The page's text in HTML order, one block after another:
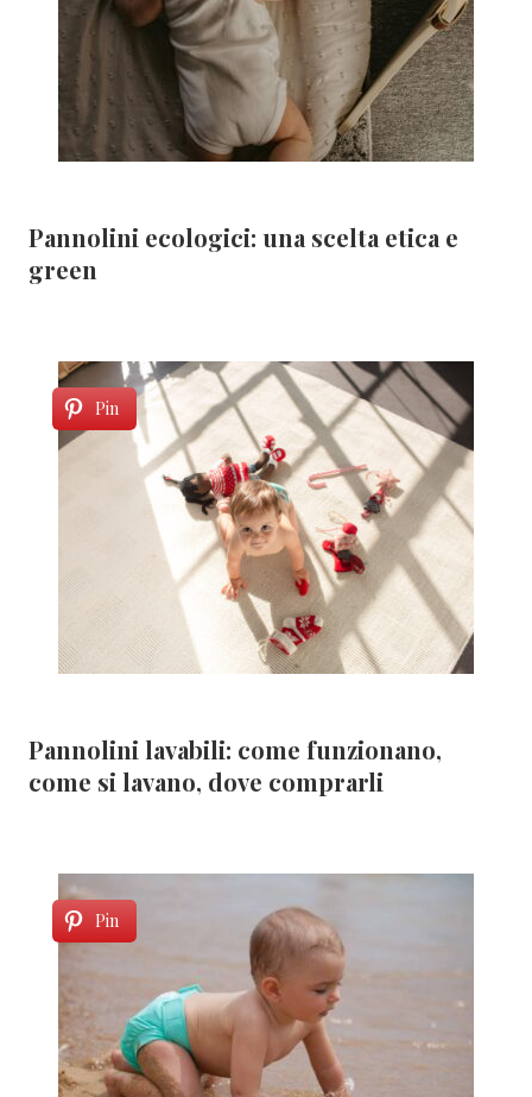
Pannolini ecologici: una scelta etica e
green
Pin
Pannolini lavabili: come funzionano,
come si lavano, dove comprarli
Pin